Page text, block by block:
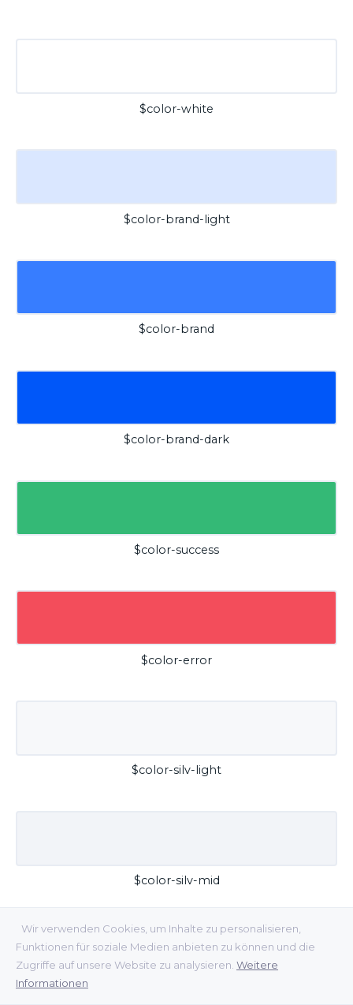
Wir verwenden Cookies, um Inhalte zu personalisieren,
Funktionen für soziale Medien anbieten zu können und die
Zugriffe auf unsere Website zu analysieren. Weitere
Informationen
$color-white
$color-brand-light
$color-brand
$color-brand-dark
$color-success
$color-error
$color-silv-light
$color-silv-mid